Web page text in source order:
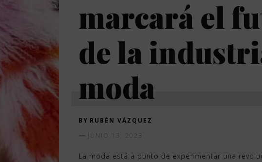
marcará el
de la
moda
BY RUBÉN VÁZQUEZ
JUNIO 13, 2023
La moda está a punto de experimentar una